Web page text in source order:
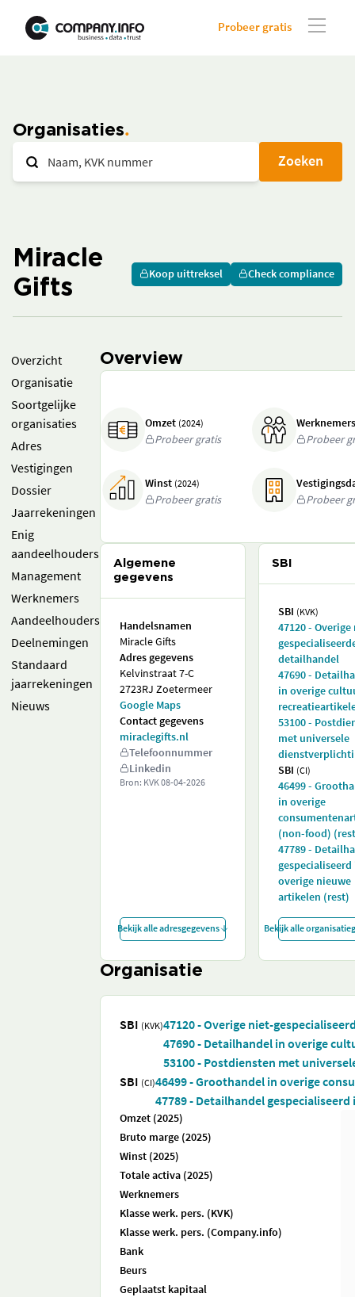
Probeer gratis
Organisaties
Zoeken
Miracle
Gifts
Koop uittreksel Check compliance
Overzicht
Organisatie
Soortgelijke
organisaties
Adres
Vestigingen
Dossier
Jaarrekeningen
Enig
aandeelhouders
Management
Werknemers
Aandeelhouders
Deelnemingen
Standaard
jaarrekeningen
Nieuws
Overview
Omzet (2024)
Probeer gratis
Probeer
Winst (2024)
Probeer gratis
Probeer
Algemene
gegevens
Handelsnamen
Miracle Gifts
Adres gegevens
Kelvinstraat 7-C
2723RJ Zoetermeer
Google Maps
Contact gegevens
miraclegifts.nl
Telefoonnummer
Linkedin
Bron: KVK08-04-2026
Bekijk alle adresgegevens
SBI
SBI (KVK)
47120 -
detailhandel
47690 -
in overige
53100 -
met universele
SBI (CI)
46499 -
in overige
(non-food)
47789 -
gespecialiseerd
overige nieuwe
artikelen (rest)
Bekijk alle
Organisatie
SBI (KVK)47120 - Overige niet-
47690 - Detailhandel in overige
53100 - Postdiensten met
SBI (CI)46499 - Groothandel in overige
47789 - Detailhandel
Omzet (2025)
Bruto marge (2025)
Winst (2025)
Totale activa (2025)
Werknemers
Klasse werk. pers. (KVK)
Klasse werk. pers. (Company.info)
Bank
Beurs
Geplaatst kapitaal